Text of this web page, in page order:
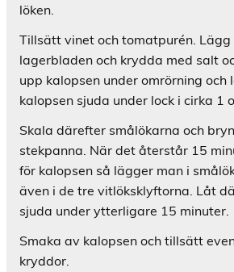
löken.
Tillsätt vinet och tomatpurén.
lagerbladen och krydda med salt
upp kalopsen under omrörning
kalopsen sjuda under lock i cirka 1
Skala därefter smålökarna och
stekpanna. När det återstår 15
för kalopsen så lägger man i
även i de tre vitlöksklyftorna. Låt
sjuda under ytterligare 15 minuter.
Smaka av kalopsen och tillsätt
kryddor.